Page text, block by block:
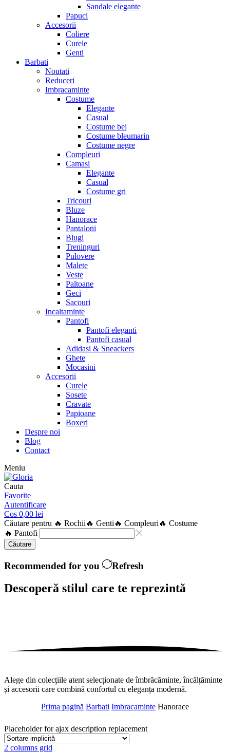
Sandale elegante
Papuci
Accesorii
Coliere
Curele
Genti
Barbati
Noutati
Reduceri
Imbracaminte
Costume
Elegante
Casual
Costume bej
Costume bleumarin
Costume negre
Compleuri
Camasi
Elegante
Casual
Costume gri
Tricouri
Bluze
Hanorace
Pantaloni
Blugi
Treninguri
Pulovere
Malete
Veste
Paltoane
Geci
Sacouri
Incaltaminte
Pantofi
Pantofi eleganti
Pantofi casual
Adidasi & Sneackers
Ghete
Mocasini
Accesorii
Curele
Sosete
Cravate
Papioane
Boxeri
Despre noi
Blog
Contact
Meniu
Cauta
Favorite
Autentificare
Cos 0,00 lei
Căutare pentru 🔥 Rochii 🔥 Genti 🔥 Compleuri 🔥 Costume
🔥 Pantofi
Căutare
Recommended for you Refresh
Descoperă stilul care te reprezintă
Alege din colecțiile atent selecționate de îmbrăcăminte, încălțăminte
și accesorii care combină confortul cu eleganța modernă.
Prima pagină Barbati Imbracaminte Hanorace
Placeholder for ajax description replacement
2 columns grid